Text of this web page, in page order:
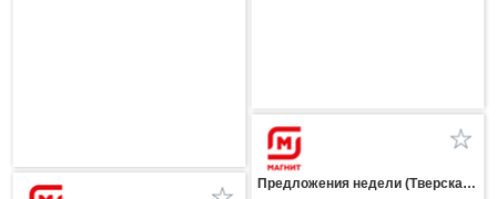
Предложения недели (Тверская область)